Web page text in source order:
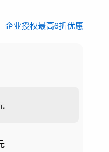
企业授权最高6折优惠